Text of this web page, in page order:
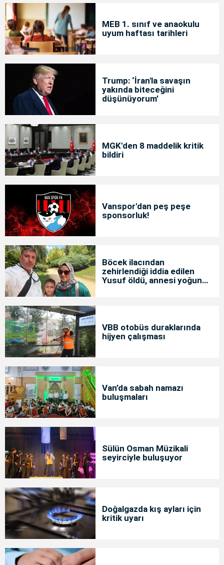
MEB 1. sınıf ve anaokulu
uyum haftası tarihleri
Trump: ‘İran'la savaşın
yakında biteceğini
düşünüyorum’
MGK'den 8 maddelik kritik
bildiri
Vanspor'dan peş peşe
sponsorluk!
Böcek ilacından
zehirlendiği iddia edilen
Yusuf öldü, annesi yoğun
VBB otobüs duraklarında
hijyen çalışması
Van’da sabah namazı
buluşmaları
Sülün Osman Müzikali
seyirciyle buluşuyor
Doğalgazda kış ayları için
kritik uyarı